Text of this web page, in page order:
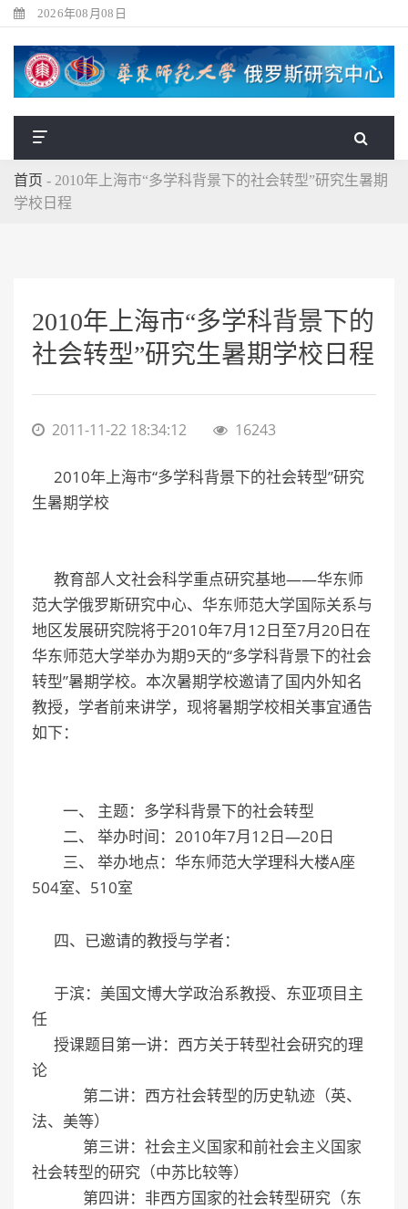
2026年08月08日
首页 - 2010年上海市“多学科背景下的社会转型”研究生暑期
学校日程
2010年上海市“多学科背景下的
社会转型”研究生暑期学校日程
2011-11-22 18:34:12 16243
2010年上海市“多学科背景下的社会转型”研究
生暑期学校
教育部人文社会科学重点研究基地——华东师
范大学俄罗斯研究中心、华东师范大学国际关系与
地区发展研究院将于2010年7月12日至7月20日在
华东师范大学举办为期9天的“多学科背景下的社会
转型”暑期学校。本次暑期学校邀请了国内外知名
教授，学者前来讲学，现将暑期学校相关事宜通告
如下：
一、 主题：多学科背景下的社会转型
二、 举办时间：2010年7月12日—20日
三、 举办地点：华东师范大学理科大楼A座
504室、510室
四、已邀请的教授与学者：
于滨：美国文博大学政治系教授、东亚项目主
任
授课题目第一讲：西方关于转型社会研究的理
论
第二讲：西方社会转型的历史轨迹（英、
法、美等）
第三讲：社会主义国家和前社会主义国家
社会转型的研究（中苏比较等）
第四讲：非西方国家的社会转型研究（东